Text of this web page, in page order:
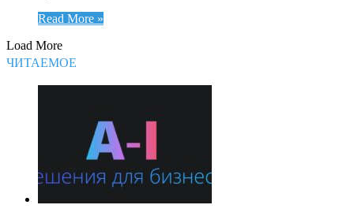
Read More »
Load More
ЧИТАЕМОЕ